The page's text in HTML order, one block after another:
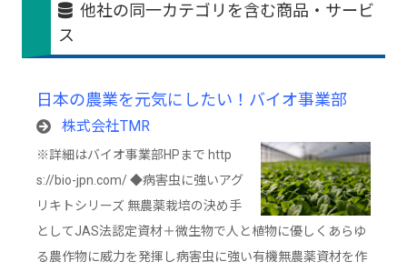
他社の同一カテゴリを含む商品・サービ
ス
日本の農業を元気にしたい！バイオ事業部
株式会社TMR
※詳細はバイオ事業部HPまで http
s://bio-jpn.com/ ◆病害虫に強いアグ
リキトシリーズ 無農薬栽培の決め手
としてJAS法認定資材＋微生物で人と植物に優しくあらゆ
る農作物に威力を発揮し病害虫に強い有機無農薬資材を作